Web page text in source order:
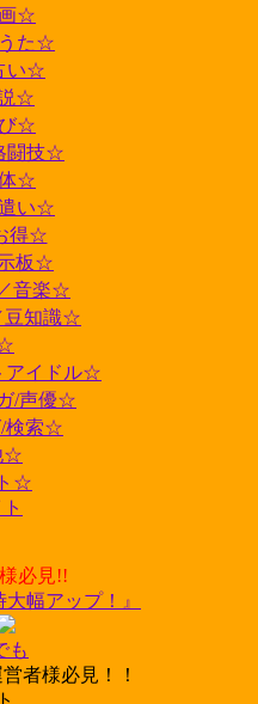
☆
た☆
い☆
☆
☆
闘技☆
☆
い☆
得☆
板☆
音楽☆
豆知識☆
アイドル☆
/声優☆
検索☆
☆
☆
必見!!
幅アップ！』
も
者様必見！！